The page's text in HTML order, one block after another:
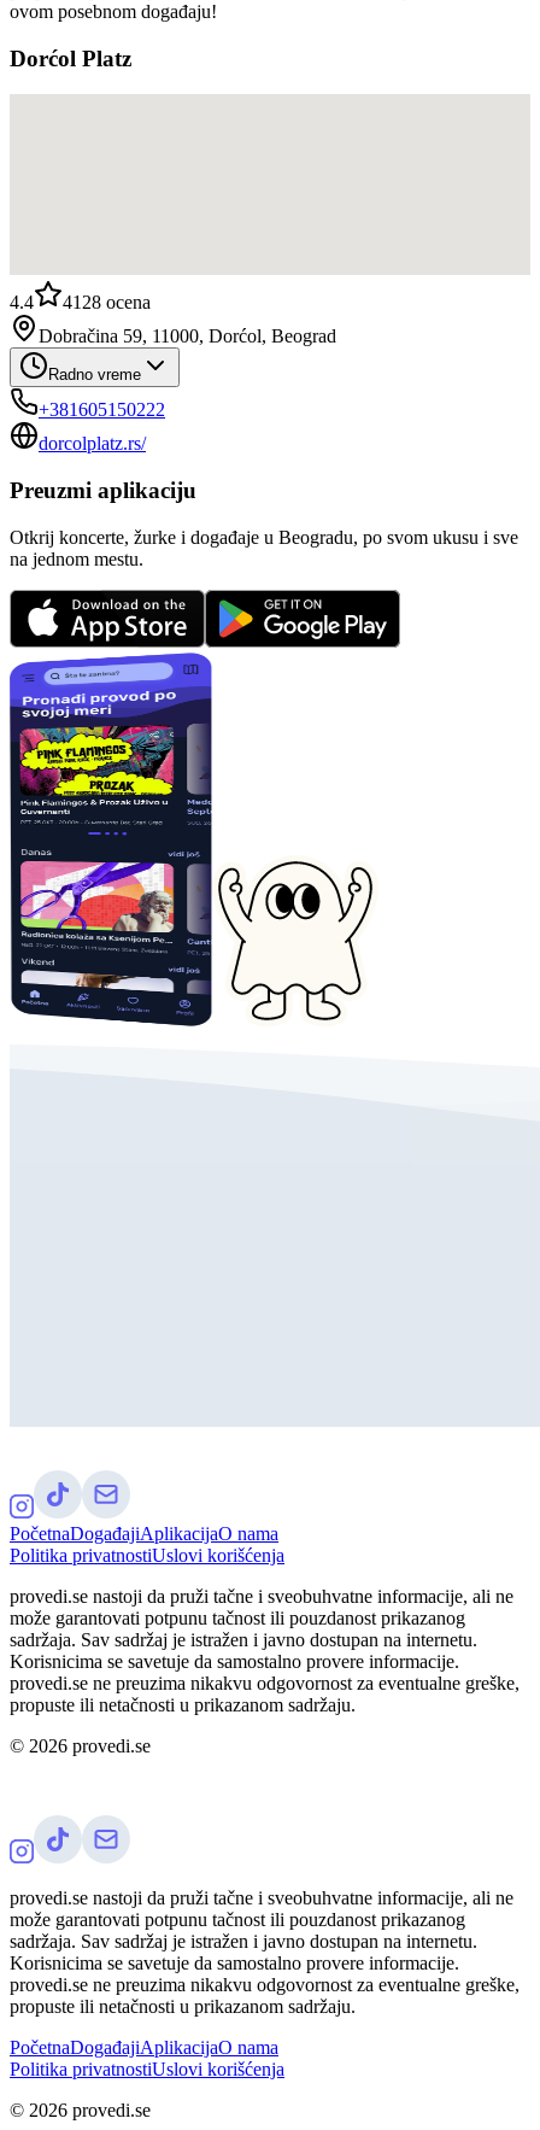
ovom posebnom događaju!
Dorćol Platz
4.4 4128 ocena
Dobračina 59, 11000, Dorćol, Beograd
Radno vreme
+381605150222
dorcolplatz.rs/
Preuzmi aplikaciju
Otkrij koncerte, žurke i događaje u Beogradu, po svom ukusu i sve
na jednom mestu.
PočetnaDogađajiAplikacijaO nama
Politika privatnostiUslovi korišćenja
provedi.se nastoji da pruži tačne i sveobuhvatne informacije, ali ne
može garantovati potpunu tačnost ili pouzdanost prikazanog
sadržaja. Sav sadržaj je istražen i javno dostupan na internetu.
Korisnicima se savetuje da samostalno provere informacije.
provedi.se ne preuzima nikakvu odgovornost za eventualne greške,
propuste ili netačnosti u prikazanom sadržaju.
© 2026 provedi.se
provedi.se nastoji da pruži tačne i sveobuhvatne informacije, ali ne
može garantovati potpunu tačnost ili pouzdanost prikazanog
sadržaja. Sav sadržaj je istražen i javno dostupan na internetu.
Korisnicima se savetuje da samostalno provere informacije.
provedi.se ne preuzima nikakvu odgovornost za eventualne greške,
propuste ili netačnosti u prikazanom sadržaju.
PočetnaDogađajiAplikacijaO nama
Politika privatnostiUslovi korišćenja
© 2026 provedi.se